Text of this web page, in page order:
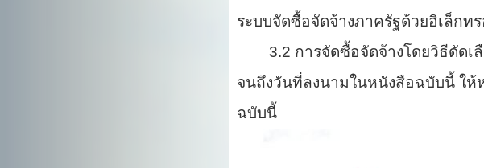
ระบบจัดซื้อจัดจ้างภาครัฐด้วยอิเล็ก
3.2 การจัดซื้อจัดจ้างโดยวิธีดัดเลื
จนถึงวันที่ลงนามในหนังสือฉบับนี้ ให้
ฉบับนี้